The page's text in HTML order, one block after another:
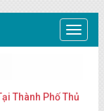
Trang
chủ
Thành Phố Thủ